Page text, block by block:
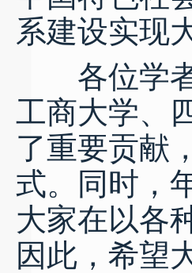
系建设实现
各位学者
工商大学、
了重要贡献
式。同时，
大家在以各
因此，希望